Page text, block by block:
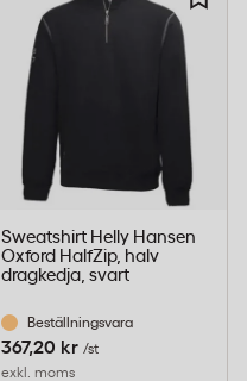
Sweatshirt Helly Hansen
Oxford HalfZip, halv
dragkedja, svart
Beställningsvara
367,20 kr /st
exkl. moms